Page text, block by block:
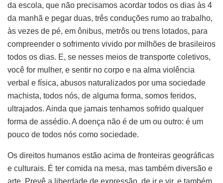
da escola, que não precisamos acordar todos os dias às 4
da manhã e pegar duas, três conduções rumo ao trabalho,
às vezes de pé, em ônibus, metrôs ou trens lotados, para
compreender o sofrimento vivido por milhões de brasileiros
todos os dias. E, se nesses meios de transporte coletivos,
você for mulher, e sentir no corpo e na alma violência
verbal e física, abusos naturalizados por uma sociedade
machista, todos nós, de alguma forma, somos feridos,
ultrajados. Ainda que jamais tenhamos sofrido qualquer
forma de assédio. A doença não é de um ou outro: é um
pouco de todos nós como sociedade.
Os direitos humanos estão acima de fronteiras geográficas
e culturais. É ter comida na mesa, mas também diversão e
arte. Prevê a liberdade de expressão, de ir e vir, e também